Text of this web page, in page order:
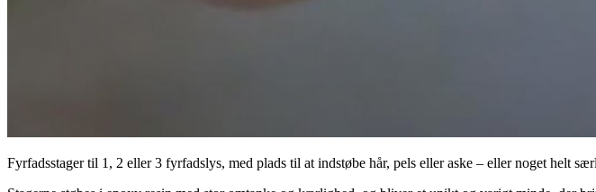
Fyrfadsstager til 1, 2 eller 3 fyrfadslys, med plads til at indstøbe hår, pels eller aske – eller noget helt